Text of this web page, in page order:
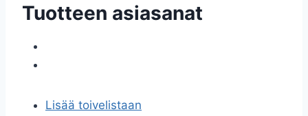
Tuotteen asiasanat
Lisää toivelistaan